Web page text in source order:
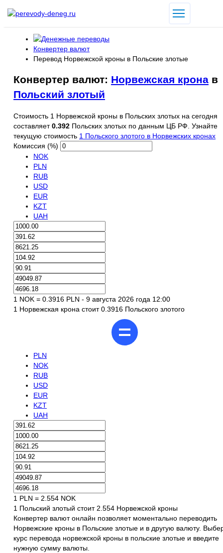
Конвертер валют
Перевод Норвежской кроны в Польские злотые
Конвертер валют: Норвежская крона в
Польский злотый
Стоимость 1 Норвежской кроны в Польских злотых на сегодня
составляет0.392 Польских злотых по данным ЦБ РФ. Узнайте
текущую стоимость 1 Польского злотого в Норвежских кронах
Комиссия (%)
NOK
PLN
RUB
USD
EUR
KZT
UAH
1 NOK = 0.3916 PLN - 9 августа 2026 года 12:00
1 Норвежская крона стоит 0.3916 Польского злотого
PLN
NOK
RUB
USD
EUR
KZT
UAH
1 PLN = 2.554 NOK
1 Польский злотый стоит 2.554 Норвежской кроны
Конвертер валют онлайн позволяет моментально переводить
Норвежские кроны в Польские злотые и в другую валюту.
курс перевода норвежской кроны в польские злотые и введите
нужную сумму валюты.